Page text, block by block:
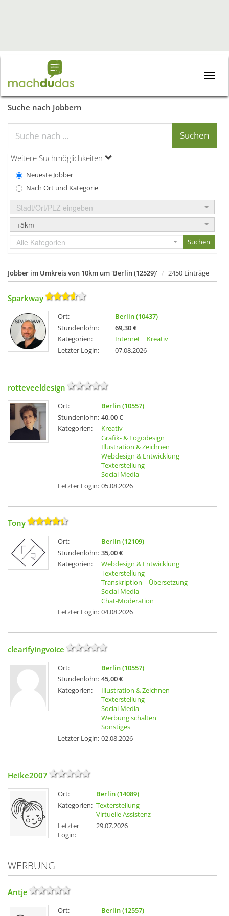
Toggle
Suche nach Jobbern
Weitere Suchmöglichkeiten
Neueste Jobber
Nach Ort und Kategorie
Stadt/Ort/PLZ eingeben
+5km
Alle Kategorien
Jobber im Umkreis von 10km um 'Berlin (12529)' 2450 Einträge
Sparkway
Ort:
Berlin (10437)
Stundenlohn:
69,30 €
Kategorien:
Internet
Kreativ
Letzter Login:
07.08.2026
rotteveeldesign
Ort:
Berlin (10557)
Stundenlohn: 40,00 €
Kategorien:
Kreativ
Grafik- & Logodesign
Illustration & Zeichnen
Webdesign & Entwicklung
Texterstellung
Social Media
Letzter Login: 05.08.2026
Tony
Ort:
Berlin (12109)
Stundenlohn: 35,00 €
Kategorien:
Webdesign & Entwicklung
Texterstellung
Transkription
Übersetzung
Social Media
Chat-Moderation
Letzter Login: 04.08.2026
clearifyingvoice
Ort:
Berlin (10557)
Stundenlohn: 45,00 €
Kategorien:
Illustration & Zeichnen
Texterstellung
Social Media
Werbung schalten
Sonstiges
Letzter Login: 02.08.2026
Heike2007
Ort:
Berlin (14089)
Kategorien: Texterstellung
Virtuelle Assistenz
Letzter
Login:
29.07.2026
WERBUNG
Antje
Ort: Berlin (12557)